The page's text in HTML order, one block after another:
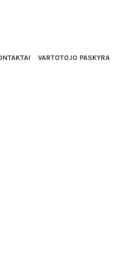
VARTOTOJO PASKYRA